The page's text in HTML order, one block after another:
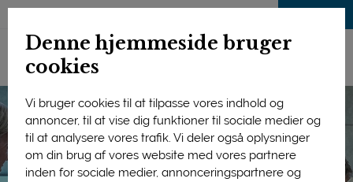
Denne hjemmeside bruger
cookies
Vi bruger cookies til at tilpasse vores indhold og
annoncer, til at vise dig funktioner til sociale medier og
til at analysere vores trafik. Vi deler også oplysninger
om din brug af vores website med vores partnere
inden for sociale medier, annonceringspartnere og